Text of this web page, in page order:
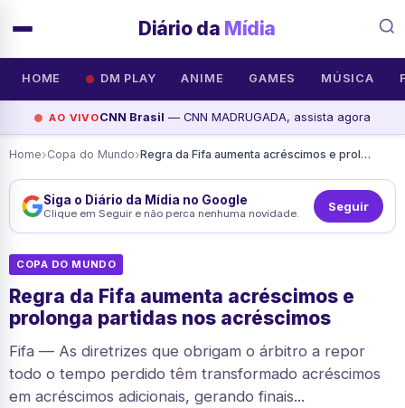
Diário da Mídia
HOME DM PLAY ANIME GAMES MÚSICA
AO VIVOCNN Brasil — CNN MADRUGADA, assista agora
Home›Copa do Mundo› Regra da Fifa aumenta acréscimos e prolonga partidas nos acréscimos
Siga o Diário da Mídia no Google
Clique em Seguir e não perca nenhuma novidade. Seguir
COPA DO MUNDO
Regra da Fifa aumenta acréscimos e
prolonga partidas nos acréscimos
Fifa — As diretrizes que obrigam o árbitro a repor
todo o tempo perdido têm transformado acréscimos
em acréscimos adicionais, gerando finais...